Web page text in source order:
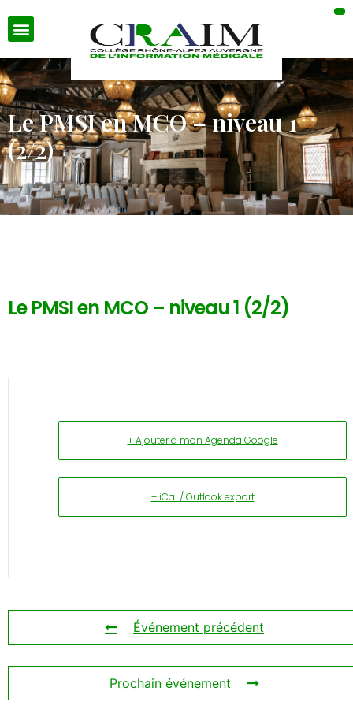
Le PMSI en MCO – niveau 1
(2/2)
Le PMSI en MCO – niveau 1 (2/2)
+ Ajouter à mon Agenda Google
+ iCal / Outlook export
Événement précédent
Prochain événement